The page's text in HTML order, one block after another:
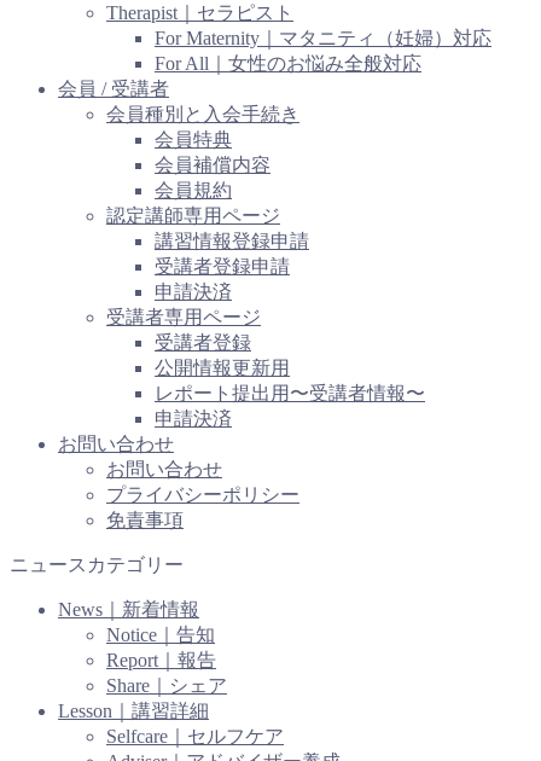
Therapist｜セラピスト
For Maternity｜マタニティ（妊婦）対応
For All｜女性のお悩み全般対応
会員 / 受講者
会員種別と入会手続き
会員特典
会員補償内容
会員規約
認定講師専用ページ
講習情報登録申請
受講者登録申請
申請決済
受講者専用ページ
受講者登録
公開情報更新用
レポート提出用〜受講者情報〜
申請決済
お問い合わせ
お問い合わせ
プライバシーポリシー
免責事項
ニュースカテゴリー
News｜新着情報
Notice｜告知
Report｜報告
Share｜シェア
Lesson｜講習詳細
Selfcare｜セルフケア